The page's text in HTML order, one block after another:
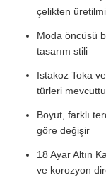
çelikten
Moda öncüsü
tasarım stili
Istakoz Toka
türleri
Boyut, farklı
göre değişir
18 Ayar Altın
ve korozyon